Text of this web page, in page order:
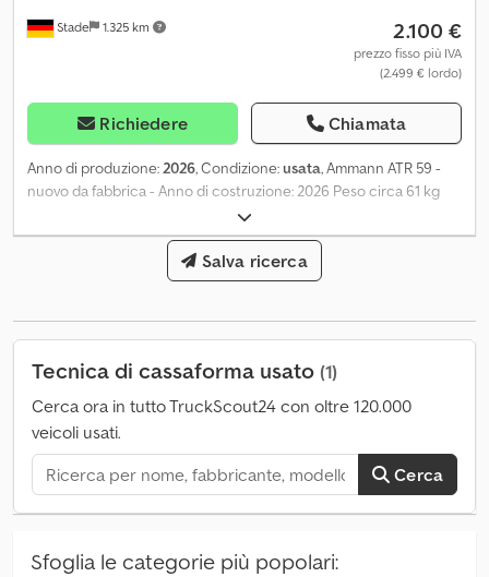
Stade 1.325 km 2.100 €
prezzo fisso più IVA
(2.499 € lordo)
Richiedere Chiamata
Anno di produzione:2026, Condizione:usata, Ammann ATR 59 -
nuovo da fabbrica - Anno di costruzione: 2026 Peso circa 61 kg
Dodpfxey U D Izj Al Sokr - Larghezza macchina circa 360 mm -
Altezza macchina circa 1.180 mm - Lunghezza piede costipatore
circa 340 mm - Larghezza di lavoro circa 280 mm - Forza
centrifuga max circa 19 kN - Tipo motore: Honda GXR 120 RT -
spedizioniere possibile, i costi sono a carico dell'acquirente. Salvo
Nuovo: Sì Contattare Jens Schlüter per ulteriori informazioni.
Salva ricerca
Tecnica di cassaforma usato (1)
Cerca ora in tutto TruckScout24 con oltre 120.000
veicoli usati.
Cerca
Sfoglia le categorie più popolari: